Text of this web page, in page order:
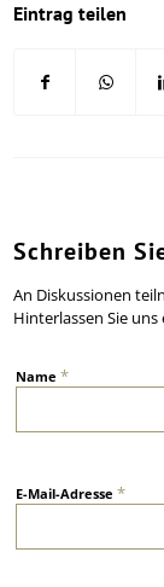
Eintrag teilen
Schreiben
An Diskussionen
Hinterlassen Sie
Name*
E-Mail-Adresse*